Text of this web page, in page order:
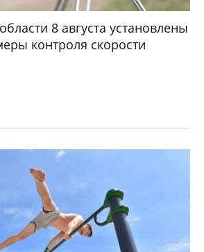
8 августа установлены
контроля скорости